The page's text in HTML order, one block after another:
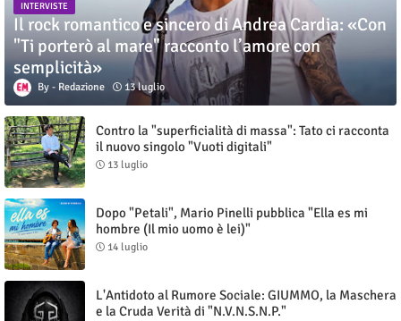
INTERVISTE
Il rock romantico e sincero di Andrea Cardia: «Con
"Ti porterò al mare" racconto l’amore con
semplicità»
Redazione 13 luglio
Contro la "superficialità di massa": Tato ci racconta
il nuovo singolo "Vuoti digitali"
13 luglio
Dopo "Petali", Mario Pinelli pubblica "Ella es mi
hombre (Il mio uomo è lei)"
14 luglio
L'Antidoto al Rumore Sociale: GIUMMO, la Maschera
e la Cruda Verità di "N.V.N.S.N.P."